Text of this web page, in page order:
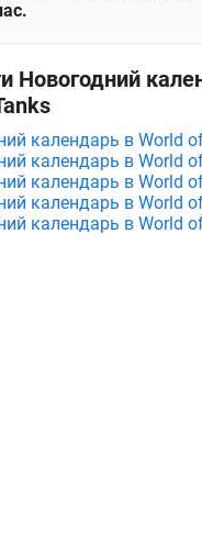
Новогодний
календарь в World
календарь в World
календарь в World
календарь в World
календарь в World